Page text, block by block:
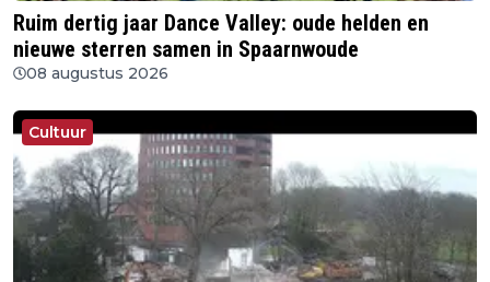
Ruim dertig jaar Dance Valley: oude helden en
nieuwe sterren samen in Spaarnwoude
08 augustus 2026
Cultuur